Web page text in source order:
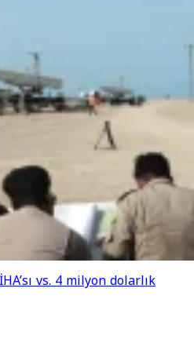
vs. 4 milyon dolarlık